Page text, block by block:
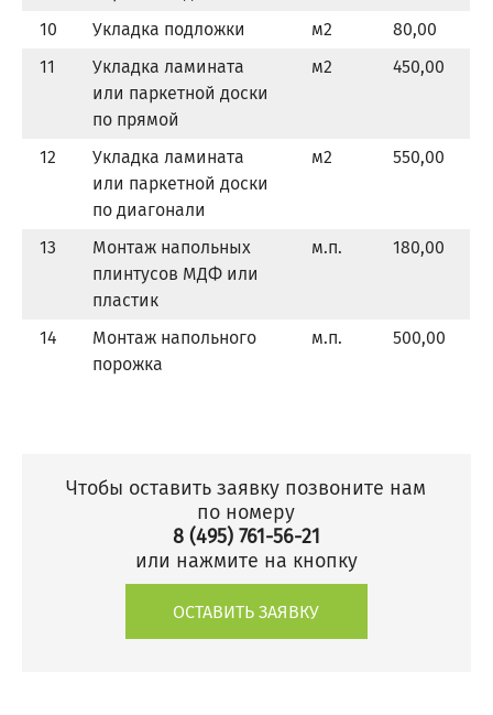
10
Укладка подложки м2
80,00
11
Укладка ламината
или паркетной доски
по прямой
м2 450,00
12
Укладка ламината
или паркетной доски
по диагонали
м2 550,00
13
Монтаж напольных
плинтусов МДФ или
пластик
м.п. 180,00
14
Монтаж напольного
порожка
м.п. 500,00
Чтобы оставить заявку позвоните нам
по номеру
8 (495) 761-56-21
или нажмите на кнопку
ОСТАВИТЬ ЗАЯВКУ